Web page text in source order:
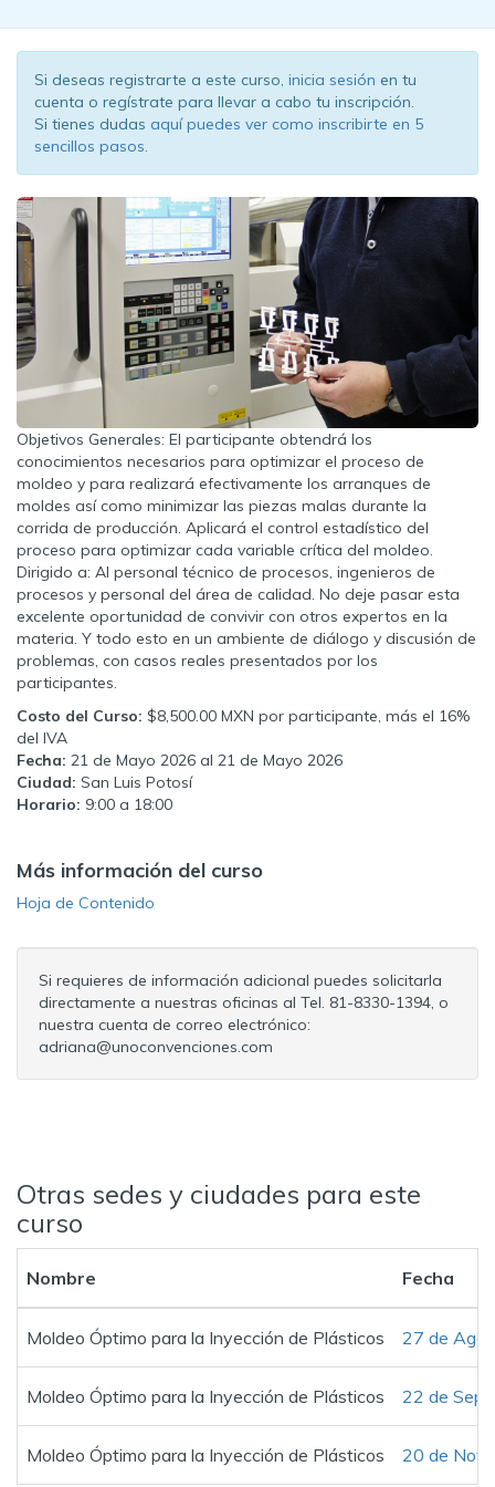
Si deseas registrarte a este curso, inicia sesión en tu
cuenta o regístrate para llevar a cabo tu inscripción.
Si tienes dudas aquí puedes ver como inscribirte en 5
sencillos pasos.
Objetivos Generales: El participante obtendrá los
conocimientos necesarios para optimizar el proceso de
moldeo y para realizará efectivamente los arranques de
moldes así como minimizar las piezas malas durante la
corrida de producción. Aplicará el control estadístico del
proceso para optimizar cada variable crítica del moldeo.
Dirigido a: Al personal técnico de procesos, ingenieros de
procesos y personal del área de calidad. No deje pasar esta
excelente oportunidad de convivir con otros expertos en la
materia. Y todo esto en un ambiente de diálogo y discusión de
problemas, con casos reales presentados por los
participantes.
Costo del Curso: $8,500.00 MXN por participante, más el 16%
del IVA
Fecha: 21 de Mayo 2026 al 21 de Mayo 2026
Ciudad: San Luis Potosí
Horario: 9:00 a 18:00
Más información del curso
Hoja de Contenido
Si requieres de información adicional puedes solicitarla
directamente a nuestras oficinas al Tel. 81-8330-1394, o
nuestra cuenta de correo electrónico:
adriana@unoconvenciones.com
Otras sedes y ciudades para este
curso
Nombre Fecha
Moldeo Óptimo para la Inyección de Plásticos 27 de
Moldeo Óptimo para la Inyección de Plásticos 22 de
Moldeo Óptimo para la Inyección de Plásticos 20 de